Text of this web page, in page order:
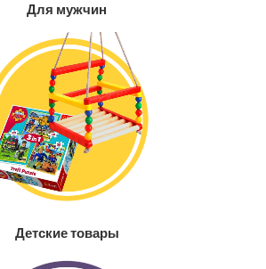
Для мужчин
Детские товары